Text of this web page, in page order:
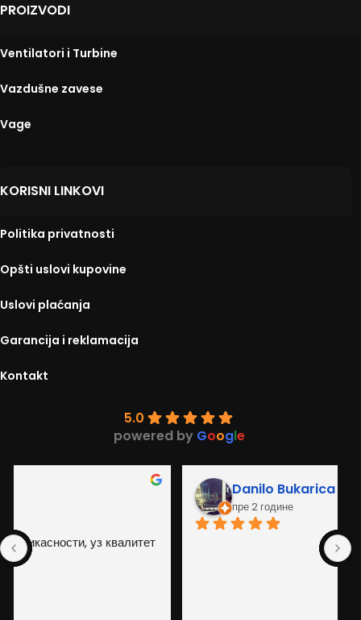
PROIZVODI
Ventilatori i Turbine
Vazdušne zavese
Vage
KORISNI LINKOVI
Politika privatnosti
Opšti uslovi kupovine
Uslovi plaćanja
Garancija i reklamacija
Kontakt
5.0
powered by Google
Danilo Bukarica